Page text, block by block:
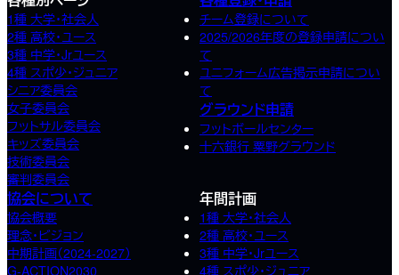
1種 大学・社会人
2種 高校･ユース
3種 中学･Jrユース
4種 スポ少･ジュニア
シニア委員会
女子委員会
フットサル委員会
キッズ委員会
技術委員会
審判委員会
チーム登録について
2025/2026年度の登録申請につい
て
ユニフォーム広告掲示申請につい
て
グラウンド申請
フットボールセンター
十六銀行 粟野グラウンド
協会について
協会概要
理念・ビジョン
中期計画（2024-2027）
G-ACTION2030
年間計画
1種 大学・社会人
2種 高校･ユース
3種 中学･Jrユース
4種 スポ少･ジュニア